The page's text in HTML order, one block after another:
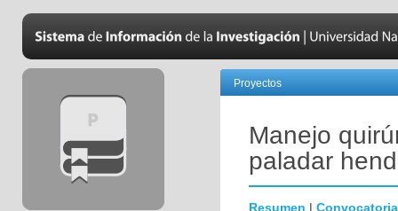
Proyectos
Manejo
paladar
Resumen | Convocatoria